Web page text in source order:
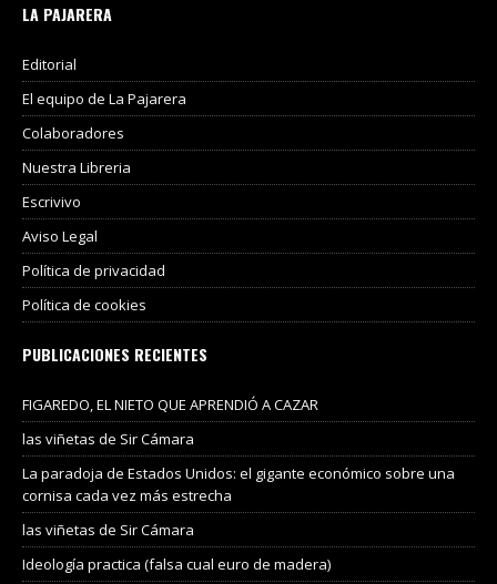
LA PAJARERA
Editorial
El equipo de La Pajarera
Colaboradores
Nuestra Libreria
Escrivivo
Aviso Legal
Política de privacidad
Política de cookies
PUBLICACIONES RECIENTES
FIGAREDO, EL NIETO QUE APRENDIÓ A CAZAR
las viñetas de Sir Cámara
La paradoja de Estados Unidos: el gigante económico sobre una
cornisa cada vez más estrecha
las viñetas de Sir Cámara
Ideología practica (falsa cual euro de madera)